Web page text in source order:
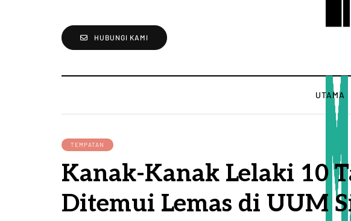
HUBUNGI KAMI
UTAMA
TEMPATAN
Kanak-Kanak Lelaki 10
Ditemui Lemas di UUM